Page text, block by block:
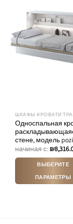
выбрать
странице
товара.
Односпальная
стене, модель
начиная с: ₪
ВЫБЕРИТЕ
ПАРАМЕТРЫ